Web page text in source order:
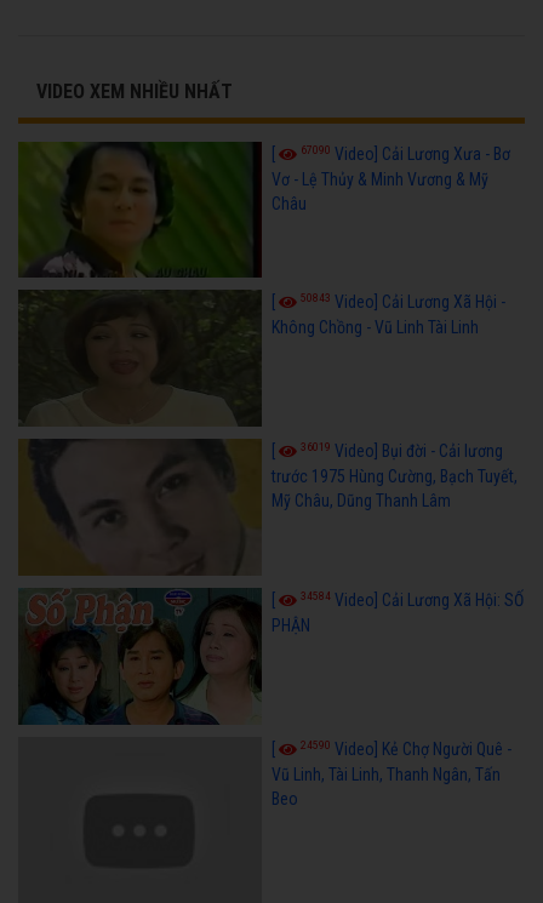
VIDEO XEM NHIỀU NHẤT
[ 67090 Video] Cải Lương Xưa - Bơ
Vơ - Lệ Thủy & Minh Vương & Mỹ
Châu
50843 Video] Cải Lương Xã Hội -
Không Chồng - Vũ Linh Tài Linh
36019 Video] Bụi đời - Cải lương
trước 1975 Hùng Cường, Bạch Tuyết,
Mỹ Châu, Dũng Thanh Lâm
34584 Video] Cải Lương Xã Hội: SỐ
PHẬN
24590 Video] Kẻ Chợ Người Quê -
Vũ Linh, Tài Linh, Thanh Ngân, Tấn
Beo